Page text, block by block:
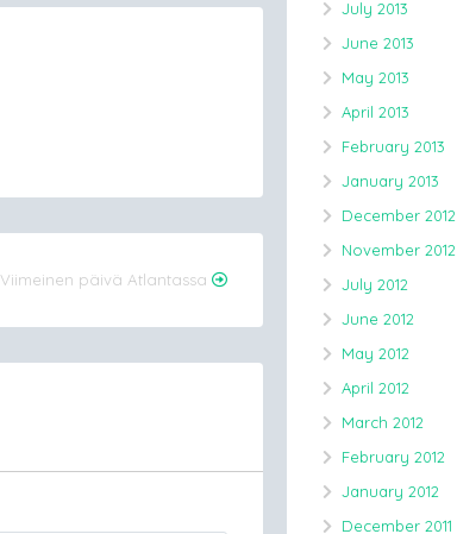
Viimeinen päivä Atlantassa
July 2013
June 2013
May 2013
April 2013
February 2013
January 2013
December 2012
November 2012
July 2012
June 2012
May 2012
April 2012
March 2012
February 2012
January 2012
December 2011